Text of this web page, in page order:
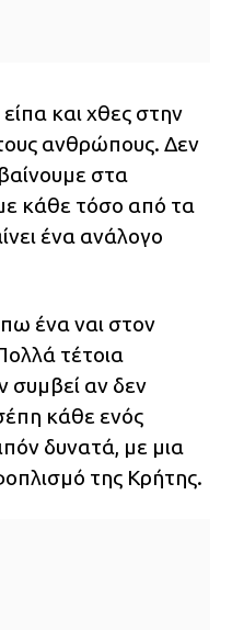
και χθες στην
ανθρώπους. Δεν
στα
κάθε τόσο από τα
ένα ανάλογο
ένα ναι στον
τέτοια
συμβεί αν δεν
κάθε ενός
δυνατά, με μια
της Κρήτης.